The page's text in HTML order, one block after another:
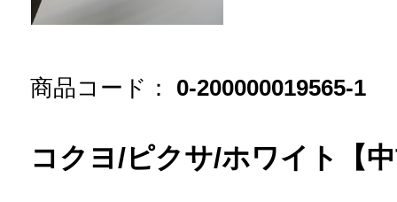
商品コード： 0-200000019565-1
コクヨ/ピクサ/ホワイト【